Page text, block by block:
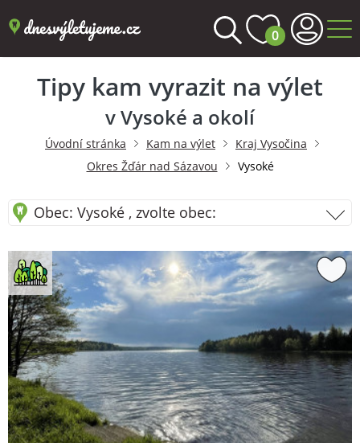
0
Tipy kam vyrazit na výlet
v Vysoké a okolí
Úvodní stránka Kam na výlet
Kraj Vysočina
Okres Žďár nad Sázavou
Vysoké
Obec: Vysoké , zvolte obec: